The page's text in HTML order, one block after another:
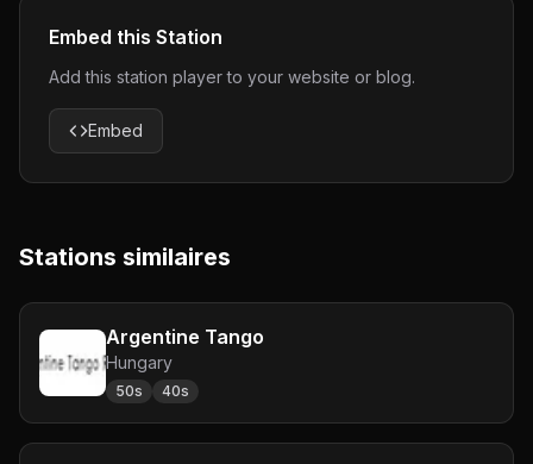
Embed this Station
Add this station player to your website or blog.
Embed
Stations similaires
Argentine Tango
Hungary
50s 40s